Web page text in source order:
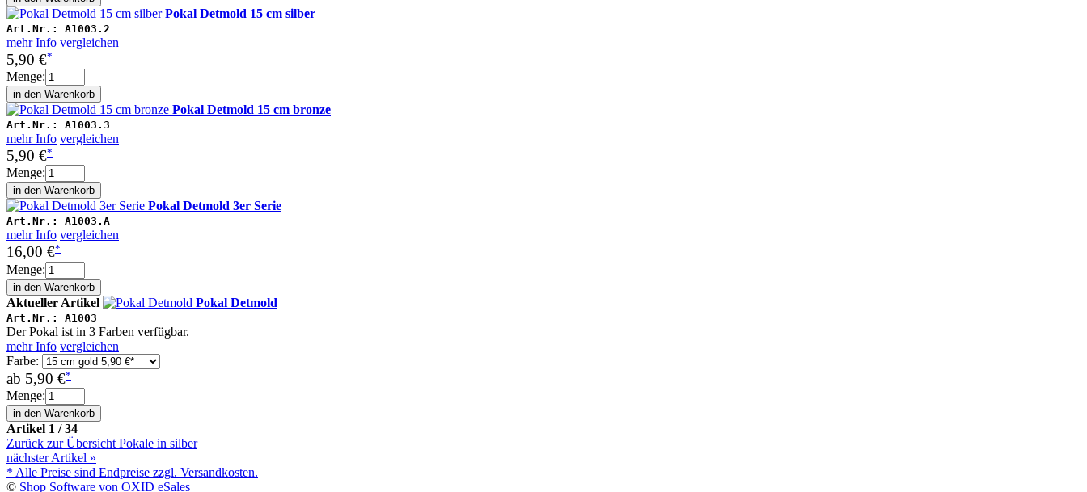
Pokal Detmold 15 cm silber
Art.Nr.: A1003.2
mehr Info vergleichen
5,90 €*
Menge:
Pokal Detmold 15 cm bronze
Art.Nr.: A1003.3
mehr Info vergleichen
5,90 €*
Menge:
Pokal Detmold 3er Serie
Art.Nr.: A1003.A
mehr Info vergleichen
16,00 €*
Menge:
Aktueller Artikel Pokal Detmold
Art.Nr.: A1003
Der Pokal ist in 3 Farben verfügbar.
mehr Info vergleichen
Farbe:
ab 5,90 €*
Menge:
Artikel 1 / 34
Zurück zur Übersicht Pokale in silber
nächster Artikel »
* Alle Preise sind Endpreise zzgl. Versandkosten.
© Shop Software von OXID eSales